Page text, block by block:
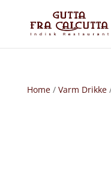
Home/ Varm Drikke